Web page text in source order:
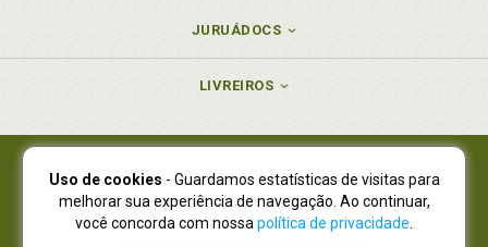
JURUÁDOCS
LIVREIROS
Juruá Editora Ltda., CNPJ 77.535.508/0001-19
Juruá Informática Ltda., CNPJ 01.701.561/0001-80
NOVO ENDEREÇO:R. Flávio Dallegrave, 7665, São Lourenço |
Uso de cookies - Guardamos estatísticas de visitas para
melhorar sua experiência de navegação. Ao continuar,
você concorda com nossa política de privacidade